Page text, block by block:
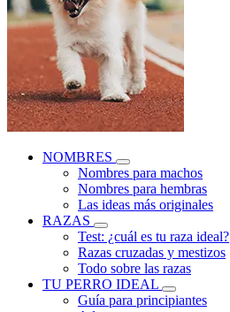
NOMBRES
Nombres para machos
Nombres para hembras
Las ideas más originales
RAZAS
Test: ¿cuál es tu raza ideal?
Razas cruzadas y mestizos
Todo sobre las razas
TU PERRO IDEAL
Guía para principiantes